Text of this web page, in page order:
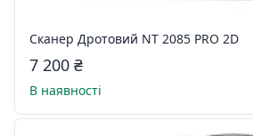
Сканер Дротовий NT 2085 PRO 2D
7 200 ₴
В наявності